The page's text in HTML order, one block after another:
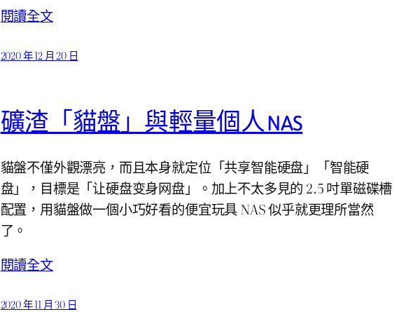
閱讀全文
2020 年 12 月 20 日
礦渣「貓盤」與輕量個人 NAS
貓盤不僅外觀漂亮，而且本身就定位「共享智能硬盘」「智能硬
盘」，目標是「让硬盘变身网盘」。加上不太多見的 2.5 吋單磁碟槽
配置，用貓盤做一個小巧好看的便宜玩具 NAS 似乎就更理所當然
了。
閱讀全文
2020 年 11 月 30 日